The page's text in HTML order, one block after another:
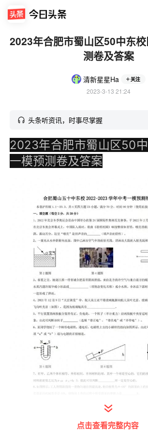
2023年合肥市蜀山区50中东
测卷及答案
清新星星Ha 关注
2023-3-13 21:24
头条听资讯，时事尽掌握
2023年合肥市蜀山区50
一模预测卷及答案
点击查看完整内容